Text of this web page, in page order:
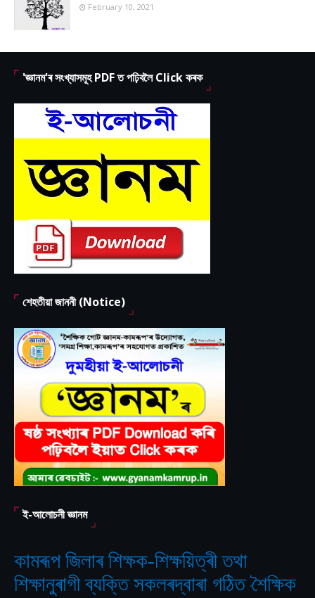
February 10, 2021
'জ্ঞানম'ৰ সংখ্যাসমূহ PDF ত পঢ়িবলৈ Click কৰক
শেহতীয়া জাননী (Notice)
ই-আলোচনী জ্ঞানম
কামৰূপ জিলাৰ শিক্ষক-শিক্ষয়িত্ৰী তথা
শিক্ষানুৰাগী ব্যক্তি সকলৰদ্বাৰা গঠিত‘শৈক্ষিক